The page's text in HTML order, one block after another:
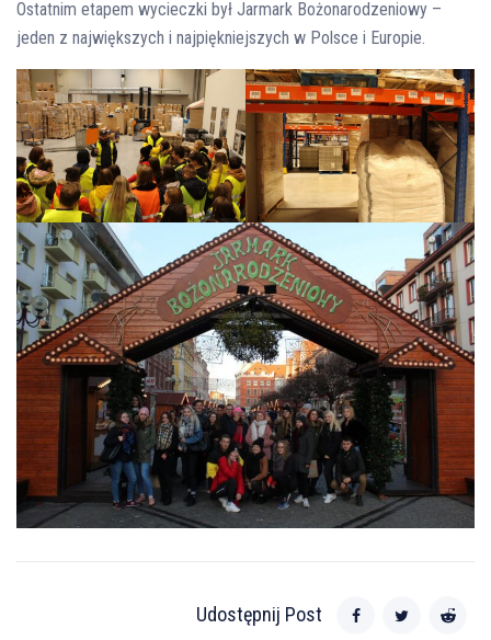
Ostatnim etapem wycieczki był Jarmark Bożonarodzeniowy –
jeden z największych i najpiękniejszych w Polsce i Europie.
Udostępnij Post